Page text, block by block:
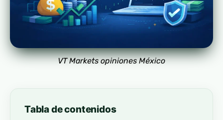
VT Markets opiniones México
Tabla de contenidos